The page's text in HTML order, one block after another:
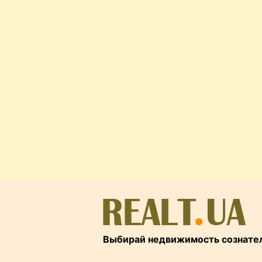
Выбирай недвижимость